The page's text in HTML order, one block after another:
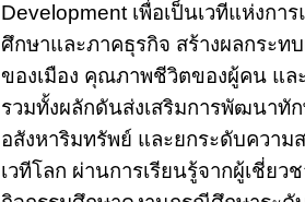
Development เพื่อเป็นเวทีแห่งกา
ศึกษาและภาคธุรกิจ สร้างผลกระท
ของเมือง คุณภาพชีวิตของผู้คน แล
รวมทั้งผลักดันส่งเสริมการพัฒนาทั
อสังหาริมทรัพย์ และยกระดับควา
เวทีโลก ผ่านการเรียนรู้จากผู้เชี่ย